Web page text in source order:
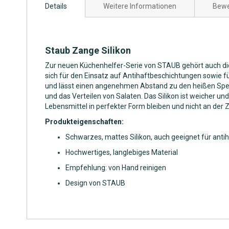
Details
Staub Zange Silikon
Zur neuen Küchenhelfer-Serie von STAUB gehört auch
sich für den Einsatz auf Antihaftbeschichtungen sowie
und lässt einen angenehmen Abstand zu den heißen
und das Verteilen von Salaten. Das Silikon ist weicher
Lebensmittel in perfekter Form bleiben und nicht an der
Produkteigenschaften:
Schwarzes, mattes Silikon, auch geeignet für
Hochwertiges, langlebiges Material
Empfehlung: von Hand reinigen
Design von STAUB
Weitere Informationen